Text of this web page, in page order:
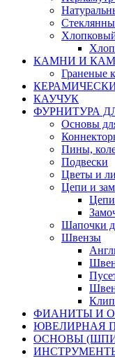
КАМНИ И
Граненые
КАУЧУК
ФУРНИТУРА
Основы
Пины,
Подвески
Цветы и
Цепи и
Цепи
Шапочки
Швензы
ФИАНИТЫ И
ЮВЕЛИРНАЯ
ОСНОВЫ